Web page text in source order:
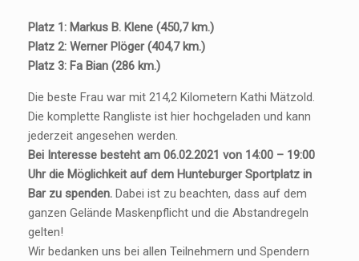
Platz 1: Markus B. Klene (450,7 km.)
Platz 2: Werner Plöger (404,7 km.)
Platz 3: Fa Bian (286 km.)
Die beste Frau war mit 214,2 Kilometern Kathi Mätzold.
Die komplette Rangliste ist hier hochgeladen und kann
jederzeit angesehen werden.
Bei Interesse besteht am 06.02.2021 von 14:00 – 19:00
Uhr die Möglichkeit auf dem Hunteburger Sportplatz in
Bar zu spenden. Dabei ist zu beachten, dass auf dem
ganzen Gelände Maskenpflicht und die Abstandregeln
gelten!
Wir bedanken uns bei allen Teilnehmern und Spendern